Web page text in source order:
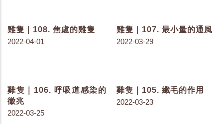
劑、有機酸超級比一比
2022-07-26
飲食
2022-07-22
雞隻｜126. 飼料桶的架橋
與汙染
2022-07-20
雞隻｜124. 飼料與飲水對
排泄物的影響